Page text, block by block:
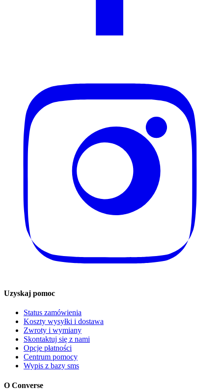
Uzyskaj pomoc
Status zamówienia
Koszty wysyłki i dostawa
Zwroty i wymiany
Skontaktuj się z nami
Opcje płatności
Centrum pomocy
Wypis z bazy sms
O Converse